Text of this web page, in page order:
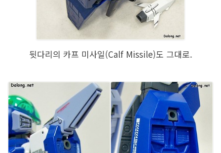
뒷다리의 카프 미사일(Calf Missile)도 그대로.